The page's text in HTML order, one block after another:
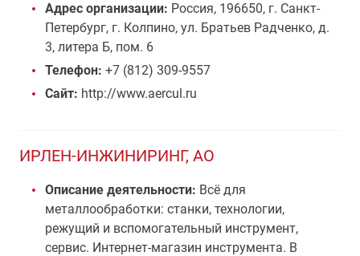
Адрес организации: Россия, 196650, г. Санкт-
Петербург, г. Колпино, ул. Братьев Радченко, д.
3, литера Б, пом. 6
Телефон: +7 (812) 309-9557
Сайт: http://www.aercul.ru
ИРЛЕН-ИНЖИНИРИНГ, АО
Описание деятельности: Всё для
металлообработки: станки, технологии,
режущий и вспомогательный инструмент,
сервис. Интернет-магазин инструмента. В